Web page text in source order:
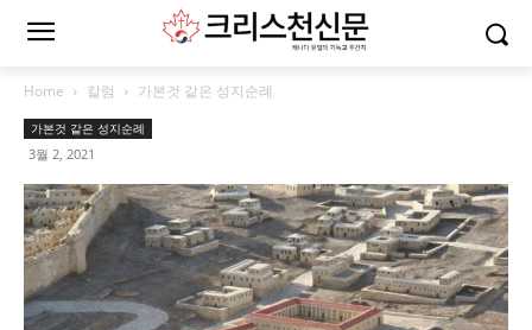
Home 칼럼 가본것 같은 성지순례
가본것 같은 성지순례
3월 2, 2021